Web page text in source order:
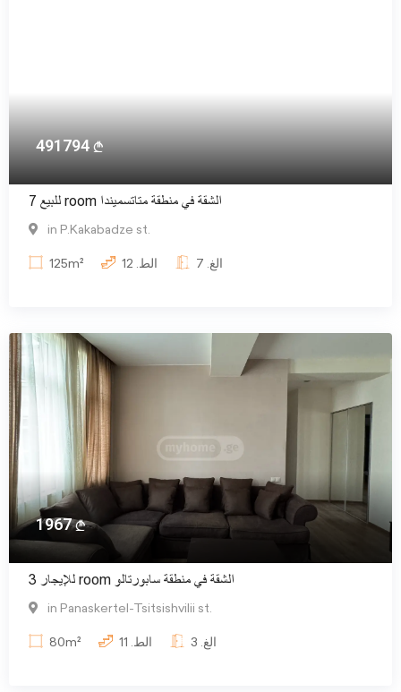
491794
للبيع 7 room الشقة في منطقة متاتسميندا
in P.Kakabadze st.
125m²
الط. 12 الغ. 7
1967
للإيجار 3 room الشقة في منطقة سابورتالو
in Panaskertel-Tsitsishvilii st.
80m²
الط. 11 الغ. 3